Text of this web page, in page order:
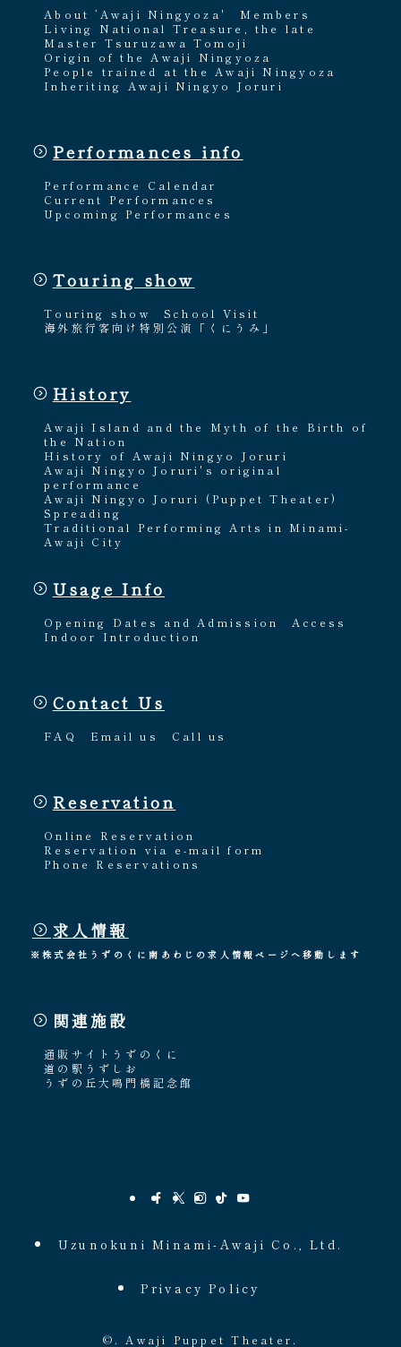
About ’Awaji Ningyoza'
Members
Living National Treasure, the late
Master Tsuruzawa Tomoji
Origin of the Awaji Ningyoza
People trained at the Awaji Ningyoza
Inheriting Awaji Ningyo Joruri
Performances info
Performance Calendar
Current Performances
Upcoming Performances
Touring show
Touring show
School Visit
海外旅行客向け特別公演「くにうみ」
History
Awaji Island and the Myth of the Birth of
the Nation
History of Awaji Ningyo Joruri
Awaji Ningyo Joruri's original
performance
Awaji Ningyo Joruri (Puppet Theater)
Spreading
Traditional Performing Arts in Minami-
Awaji City
Usage Info
Opening Dates and Admission
Access
Indoor Introduction
Contact Us
FAQ Email us Call us
Reservation
Online Reservation
Reservation via e-mail form
Phone Reservations
求人情報
※株式会社うずのくに南あわじの求人情報ページへ移動します
関連施設
通販サイトうずのくに
道の駅うずしお
うずの丘大鳴門橋記念館
Uzunokuni Minami-Awaji Co., Ltd.
Privacy Policy
©. Awaji Puppet Theater.